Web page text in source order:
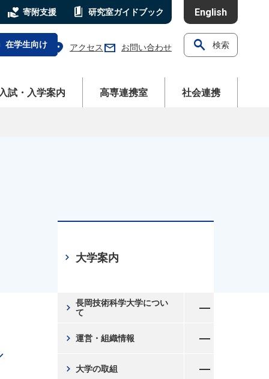
volunteer_activism 寄附支援 book_5 研究室ガイドブック English
在学生向け location_on アクセス mail お問い合わせ search 検索
試・入学案内
高専連携室
社会連携
大学案内
chevron_right
長岡技術科学大学につい
て
chevron_right
メニューを開く
運営・組織情報
chevron_right
大学の取組
chevron_right